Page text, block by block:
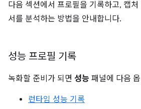
다음 섹션에서 프로필을 기록하고, 캡
서를 분석하는 방법을 안내합니다.
성능 프로필 기록
녹화할 준비가 되면 성능 패널에 다음
런타임 성능 기록